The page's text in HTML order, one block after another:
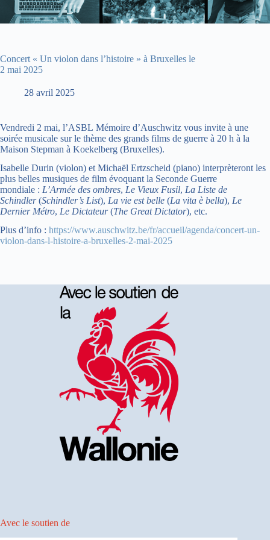
Concert « Un violon dans l’histoire » à Bruxelles le
2 mai 2025
28 avril 2025
Vendredi 2 mai, l’ASBL Mémoire d’Auschwitz vous invite à une
soirée musicale sur le thème des grands films de guerre à 20 h à la
Maison Stepman à Koekelberg (Bruxelles).
Isabelle Durin (violon) et Michaël Ertzscheid (piano) interprèteront les
plus belles musiques de film évoquant la Seconde Guerre
mondiale : L’Armée des ombres, Le Vieux Fusil, La Liste de
Schindler(Schindler’s List), La vie est belle (La vita è bella), Le
Dernier Métro, Le Dictateur(The Great Dictator), etc.
Plus d’info : https://www.auschwitz.be/fr/accueil/agenda/concert-un-
violon-dans-l-histoire-a-bruxelles-2-mai-2025
Avec le soutien de